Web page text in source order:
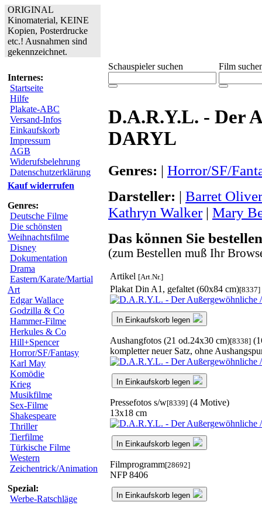
ORIGINAL
Kinomaterial, KEINE
Kopien, Posterdrucke
etc.! Ausnahmen sind
gekennzeichnet.
Internes:
Startseite
Hilfe
Plakate-ABC
Versand-Infos
Einkaufskorb
Impressum
AGB
Widerufsbelehrung
Datenschutzerklärung
Kauf widerrufen
Genres:
Deutsche Filme
Die schönsten
Weihnachtsfilme
Disney
Dokumentation
Drama
Eastern/Karate/Martial
Art
Edgar Wallace
Godzilla & Co
Hammer-Filme
Herkules & Co
Hill+Spencer
Horror/SF/Fantasy
Karl May
Komödie
Krieg
Musikfilme
Sex-Filme
Shakespeare
Thriller
Tierfilme
Türkische Filme
Western
Zeichentrick/Animation
Spezial:
Werbe-Ratschläge
Schauspieler suchen Film
D.A.R.Y.L. - Der
DARYL
Genres: | Horror/SF/
Darsteller: | Barret Oliver
Kathryn Walker| Mary
Das können Sie
(zum Bestellen muß Ihr
Artikel [Art.Nr.]
Plakat Din A1, gefaltet (60x84 cm)[8337]
In Einkaufskorb legen
Aushangfotos (21 od.24x30 cm)[8338]
kompletter neuer Satz, ohne
In Einkaufskorb legen
Pressefotos s/w[8339] (4 Motive)
13x18 cm
In Einkaufskorb legen
Filmprogramm[28692]
NFP 8406
In Einkaufskorb legen